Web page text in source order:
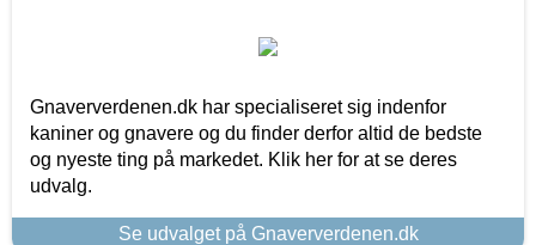
Gnaververdenen.dk har specialiseret sig indenfor
kaniner og gnavere og du finder derfor altid de bedste
og nyeste ting på markedet. Klik her for at se deres
udvalg.
Se udvalget på Gnaververdenen.dk